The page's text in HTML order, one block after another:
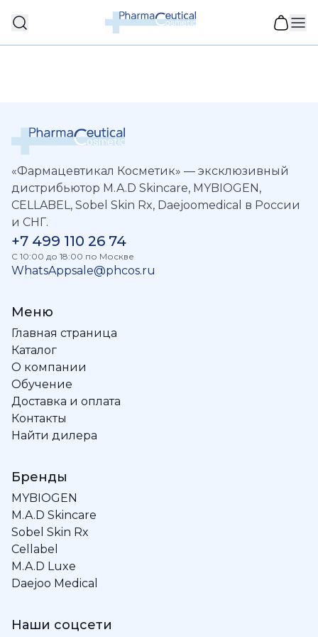
«Фармацевтикал Косметик» — эксклюзивный
дистрибьютор M.A.D Skincare, MYBIOGEN,
CELLABEL, Sobel Skin Rx, Daejoomedical в России
и СНГ.
+7 499 110 26 74
C 10:00 до 18:00 по Москве
WhatsAppsale@phcos.ru
Меню
Главная страница
Каталог
О компании
Обучение
Доставка и оплата
Контакты
Найти дилера
Бренды
MYBIOGEN
M.A.D Skincare
Sobel Skin Rx
Cellabel
M.A.D Luxe
Daejoo Medical
Наши соцсети